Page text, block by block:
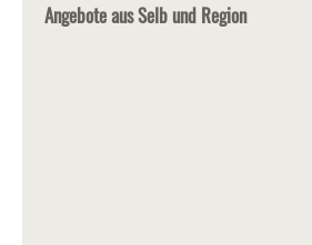
Angebote aus Selb und Region